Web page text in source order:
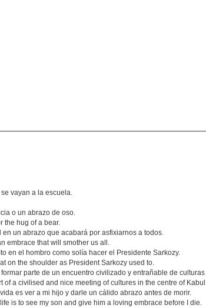
vayan a la escuela.
o un abrazo de oso.
the hug of a bear.
un abrazo que acabará por asfixiarnos a todos.
embrace that will smother us all.
en el hombro como solía hacer el Presidente Sarkozy.
on the shoulder as President Sarkozy used to.
parte de un encuentro civilizado y entrañable de
of a civilised and nice meeting of cultures in the centre of
es ver a mi hijo y darle un cálido abrazo antes de morir.
is to see my son and give him a loving embrace before I die.